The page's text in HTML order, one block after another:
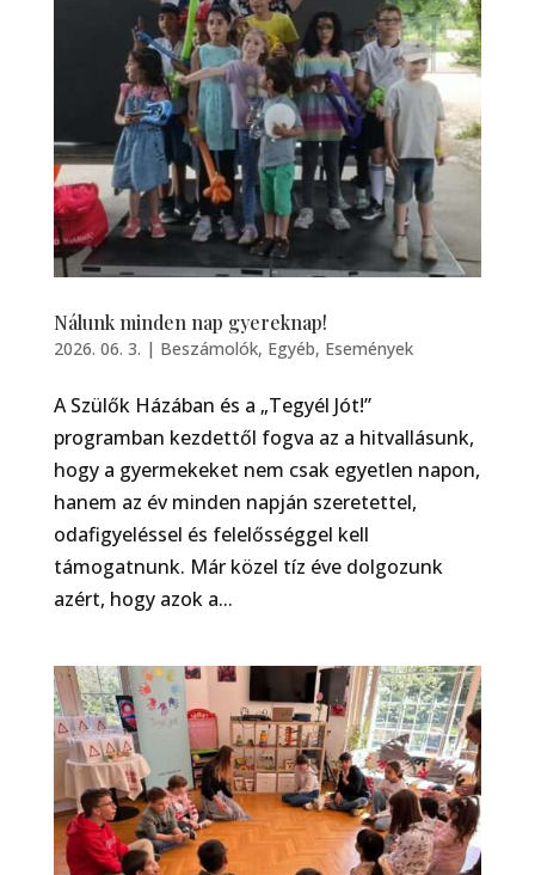
Nálunk minden nap gyereknap!
2026. 06. 3. | Beszámolók, Egyéb, Események
A Szülők Házában és a „Tegyél Jót!”
programban kezdettől fogva az a hitvallásunk,
hogy a gyermekeket nem csak egyetlen napon,
hanem az év minden napján szeretettel,
odafigyeléssel és felelősséggel kell
támogatnunk. Már közel tíz éve dolgozunk
azért, hogy azok a...